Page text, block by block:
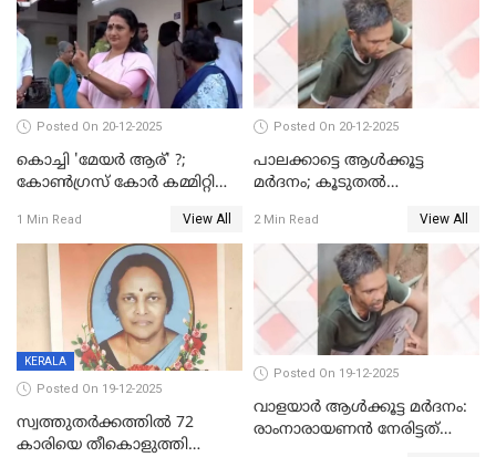
Posted On 20-12-2025
കൊച്ചി 'മേയർ ആര്' ?;
കോണ്‍ഗ്രസ് കോര്‍ കമ്മിറ്റി
1 Min Read View All
Posted On 20-12-2025
പാലക്കാട്ടെ ആള്‍ക്കൂട്ട
മര്‍ദനം; കൂടുതല്‍
അംഗ സംഘമെന്ന് വിവരം
2 Min Read View All
KERALA
Posted On 19-12-2025
സ്വത്തുതര്‍ക്കത്തില്‍ 72
കാരിയെ തീകൊളുത്തി
Posted On 19-12-2025
വാളയാർ ആൾക്കൂട്ട മർദനം:
രാംനാരായണൻ നേരിട്ടത്